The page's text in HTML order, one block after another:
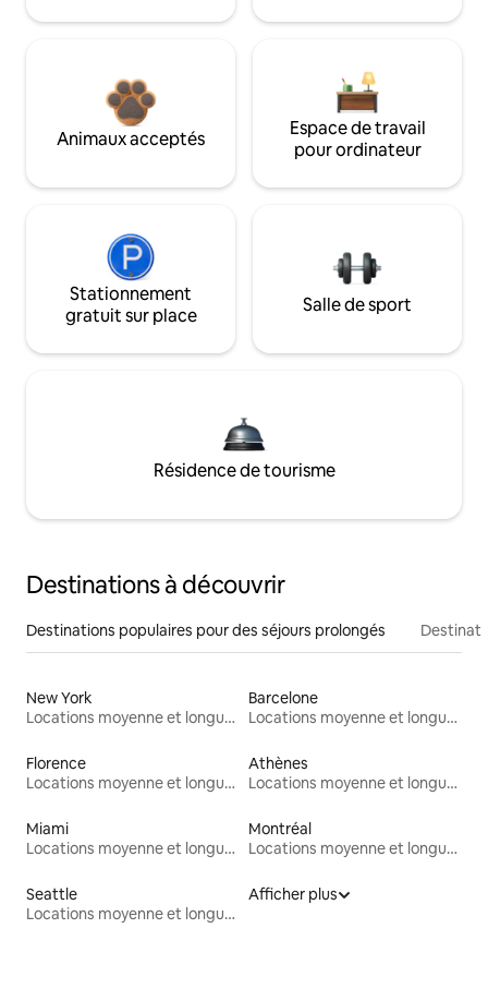
Animaux acceptés
Espace de travail
pour ordinateur
Stationnement
gratuit sur place
Salle de sport
Résidence de tourisme
Destinations à découvrir
Destinations populaires pour des séjours prolongés
New York
Locations moyenne et longue durée
Barcelone
Locations moyenne et longue durée
Florence
Locations moyenne et longue durée
Athènes
Locations moyenne et longue durée
Miami
Locations moyenne et longue durée
Montréal
Locations moyenne et longue durée
Seattle
Locations moyenne et longue durée
Afficher plus